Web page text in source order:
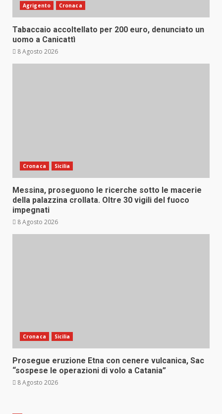
Agrigento Cronaca
Tabaccaio accoltellato per 200 euro, denunciato un
uomo a Canicattì
8 Agosto 2026
Cronaca Sicilia
Messina, proseguono le ricerche sotto le macerie
della palazzina crollata. Oltre 30 vigili del fuoco
impegnati
8 Agosto 2026
Cronaca Sicilia
Prosegue eruzione Etna con cenere vulcanica, Sac
“sospese le operazioni di volo a Catania”
8 Agosto 2026